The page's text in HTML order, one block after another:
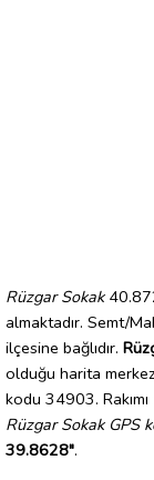
Rüzgar Sokak
almaktadır. Semt/
ilçesine bağlıdır.
olduğu harita
kodu 34903.
Rüzgar Sokak GPS
39.8628".